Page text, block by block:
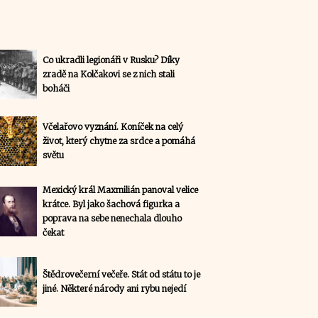
Co ukradli legionáři v Rusku? Díky
zradě na Kolčakovi se z nich stali
boháči
Včelařovo vyznání. Koníček na celý
život, který chytne za srdce a pomáhá
světu
Mexický král Maxmilián panoval velice
krátce. Byl jako šachová figurka a
poprava na sebe nenechala dlouho
čekat
Štědrovečerní večeře. Stát od státu to je
jiné. Některé národy ani rybu nejedí